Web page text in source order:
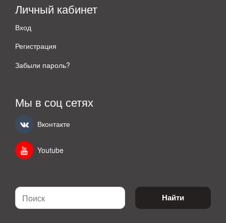
Личный кабинет
Вход
Регистрация
Забыли пароль?
Мы в соц сетях
Вконтакте
Youtube
Найти